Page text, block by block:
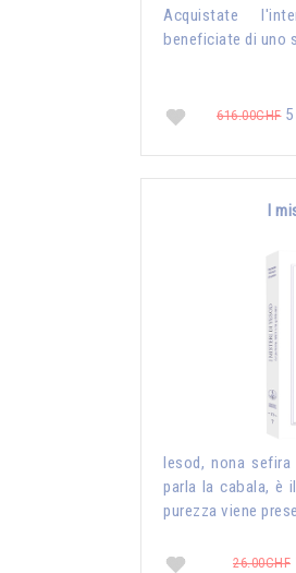
Acquistate
beneficiate di uno
616.00CHF
I
Iesod, nona
parla la cabala, è
purezza viene
26.00CHF